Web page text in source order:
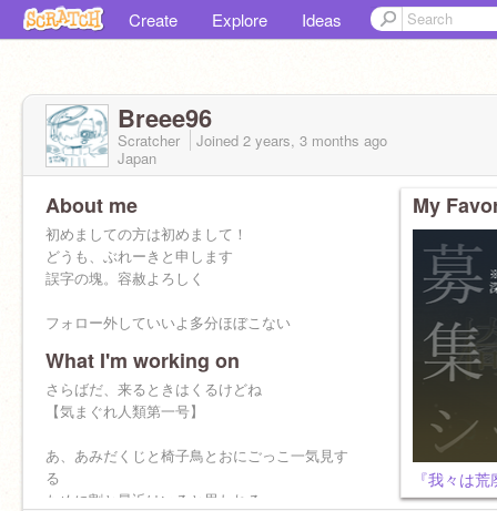
Create Explore Ideas
Breee96
Scratcher Joined 2 years, 3 months ago
Japan
About me
初めましての方は初めまして！
どうも、ぶれーきと申します
誤字の塊。容赦よろしく
フォロー外していいよ多分ほぼこない
What I'm working on
さらばだ、来るときはくるけどね
【気まぐれ人類第一号】
あ、あみだくじと椅子鳥とおにごっこ一気見す
る
ために割と最近はいると思われる
My